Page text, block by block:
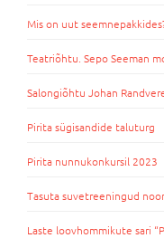
Mis on uut
Teatriõhtu. Sepo Seeman
Salongiõhtu Johan
Pirita sügisandide taluturg
Pirita nunnukonkursil 2023
Tasuta suvetreeningud
Laste loovhommikute sari